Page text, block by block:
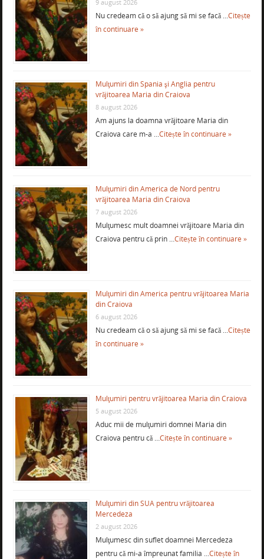
9 august 2026
Nu credeam că o să ajung să mi se facă …Citește
în continuare »
Mulţumiri din Spania şi Anglia pentru
vrăjitoarea Maria din Craiova
8 august 2026
Am ajuns la doamna vrăjitoare Maria din
Craiova care m-a …Citește în continuare »
Mulţumiri din America de Nord pentru
vrăjitoarea Maria din Craiova
7 august 2026
Mulţumesc mult doamnei vrăjitoare Maria din
Craiova pentru că prin …Citește în continuare »
Mulţumiri din America pentru vrăjitoarea Maria
din Craiova
6 august 2026
Nu credeam că o să ajung să mi se facă …Citește
în continuare »
Mulţumiri pentru vrăjitoarea Maria din Craiova
5 august 2026
Aduc mii de mulţumiri domnei Maria din
Craiova pentru că …Citește în continuare »
Mulţumiri din SUA pentru vrăjitoarea
Mercedeza
2 august 2026
Mulţumesc din suflet doamnei Mercedeza
pentru că mi-a împreunat familia …Citește în